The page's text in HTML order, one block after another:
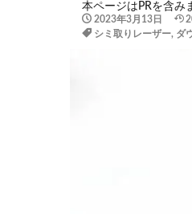
本ページはPRを含み
2023年3月13日
シミ取りレーザー, ダ